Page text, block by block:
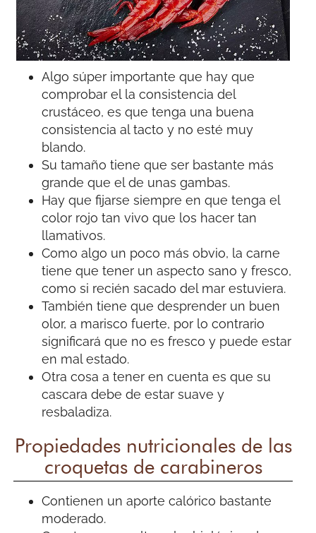
Algo súper importante que hay que
comprobar el la consistencia del
crustáceo, es que tenga una buena
consistencia al tacto y no esté muy
blando.
Su tamaño tiene que ser bastante más
grande que el de unas gambas.
Hay que fijarse siempre en que tenga el
color rojo tan vivo que los hacer tan
llamativos.
Como algo un poco más obvio, la carne
tiene que tener un aspecto sano y fresco,
como si recién sacado del mar estuviera.
También tiene que desprender un buen
olor, a marisco fuerte, por lo contrario
significará que no es fresco y puede estar
en mal estado.
Otra cosa a tener en cuenta es que su
cascara debe de estar suave y
resbaladiza.
Propiedades nutricionales de las
croquetas de carabineros
Contienen un aporte calórico bastante
moderado.